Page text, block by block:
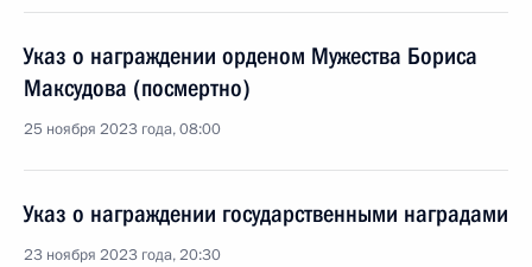
Указ о награждении орденом Мужества Бориса
Максудова (посмертно)
25 ноября 2023 года, 08:00
Указ о награждении государственными наградами
23 ноября 2023 года, 20:30